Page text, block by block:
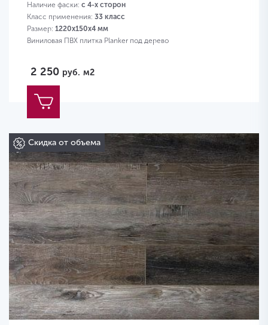
Наличие фаски: с 4-х сторон
Класс применения: 33 класс
Размер: 1220х150х4 мм
Виниловая ПВХ плитка Planker под дерево
2 250 руб. м2
Скидка от объема